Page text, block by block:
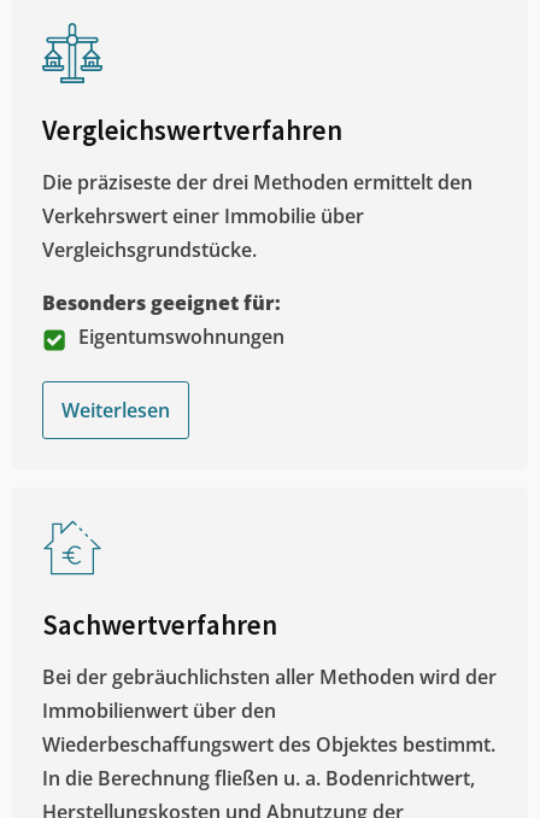
Vergleichswertverfahren
Die präziseste der drei Methoden ermittelt den
Verkehrswert einer Immobilie über
Vergleichsgrundstücke.
Besonders geeignet für:
Eigentumswohnungen
Weiterlesen
Sachwertverfahren
Bei der gebräuchlichsten aller Methoden wird der
Immobilienwert über den
Wiederbeschaffungswert des Objektes bestimmt.
In die Berechnung fließen u. a. Bodenrichtwert,
Herstellungskosten und Abnutzung der